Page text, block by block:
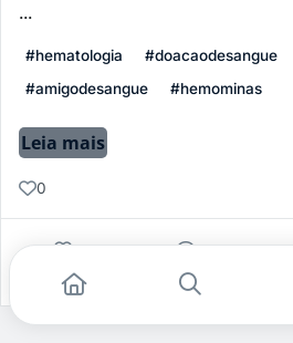
...
#hematologia #doacaodesangue
#amigodesangue
#hemominas
Leia mais
0
Gostei Comentar